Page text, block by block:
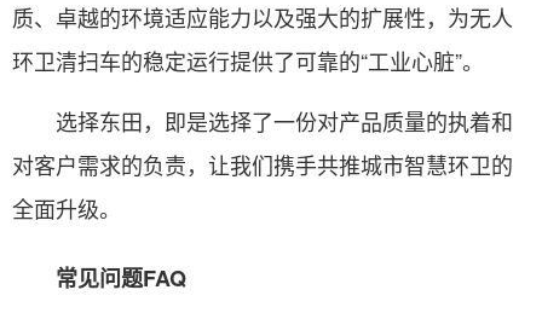
质、卓越的环境适应能力以及强大的扩展性，为无人
环卫清扫车的稳定运行提供了可靠的“工业心脏”。
选择东田，即是选择了一份对产品质量的执着和
对客户需求的负责，让我们携手共推城市智慧环卫的
全面升级。
常见问题FAQ